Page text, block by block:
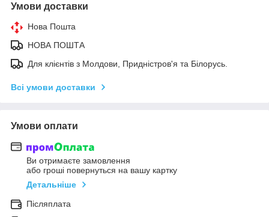
Умови доставки
Нова Пошта
НОВА ПОШТА
Для клієнтів з Молдови, Придністров'я та Білорусь.
Всі умови доставки
Умови оплати
Ви отримаєте замовлення
або гроші повернуться на вашу картку
Детальніше
Післяплата